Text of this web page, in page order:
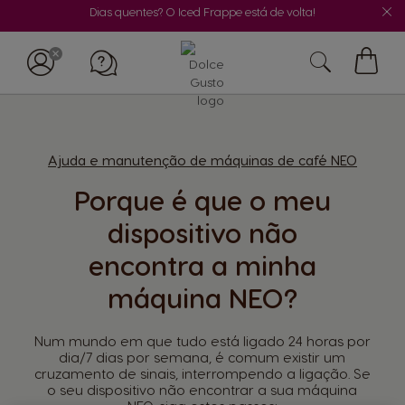
Dias quentes? O Iced Frappe está de volta!
Ajuda e manutenção de máquinas de café NEO
Porque é que o meu
dispositivo não
encontra a minha
máquina NEO?
Num mundo em que tudo está ligado 24 horas por
dia/7 dias por semana, é comum existir um
cruzamento de sinais, interrompendo a ligação. Se
o seu dispositivo não encontrar a sua máquina